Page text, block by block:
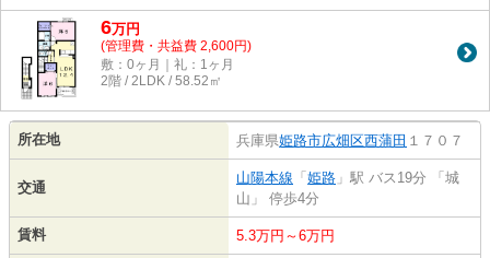
6万円
(管理費・共益費 2,600円)
敷：0ヶ月｜礼：1ヶ月
2階 / 2LDK / 58.52㎡
所在地 兵庫県姫路市広畑区西蒲田 １７０７
交通
山陽本線 「 姫路 」駅 バス19分 「城
山」 停歩4分
賃料 5.3万円～6万円